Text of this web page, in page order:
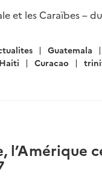
et les Caraïbes –
Guatemala
Haiti Curacao
l’Amérique